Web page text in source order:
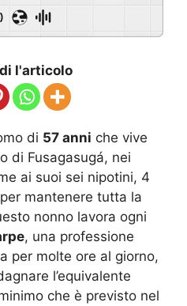
l'articolo
di 57 anni che vive
di Fusagasugá, nei
ai suoi sei nipotini, 4
mantenere tutta la
nonno lavora ogni
, una professione
per molte ore al giorno,
l’equivalente
che è previsto nel